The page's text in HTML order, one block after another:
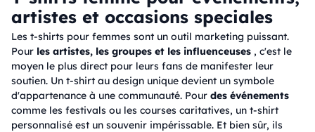
artistes et occasions speciales
Les t-shirts pour femmes sont un outil marketing puissant.
Pour les artistes, les groupes et les influenceuses , c'est le
moyen le plus direct pour leurs fans de manifester leur
soutien. Un t-shirt au design unique devient un symbole
d'appartenance à une communauté. Pour des événements
comme les festivals ou les courses caritatives, un t-shirt
personnalisé est un souvenir impérissable. Et bien sûr, ils